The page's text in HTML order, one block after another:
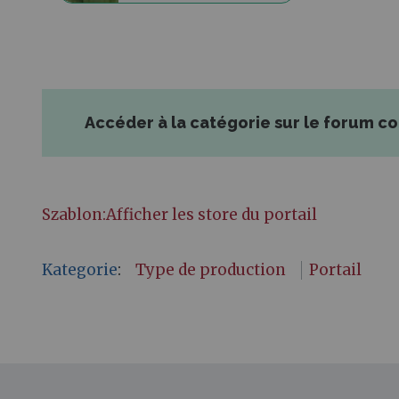
Accéder à la catégorie sur le forum
Szablon:Afficher les store du portail
Kategorie: Type de production Portail